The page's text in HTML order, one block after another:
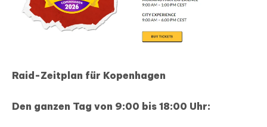
Raid-Zeitplan für Kopenhagen
Den ganzen Tag von 9:00 bis 18:00 Uhr: